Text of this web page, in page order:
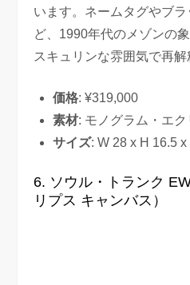
います。ネームタグやブ
ど、1990年代のメゾンの
スキュリンな雰囲気で再解
価格: ¥319,000
素材: モノグラム・エ
サイズ: W 28 x H 16.5 x
6. ソウル・トランク
リプス キャンバス）